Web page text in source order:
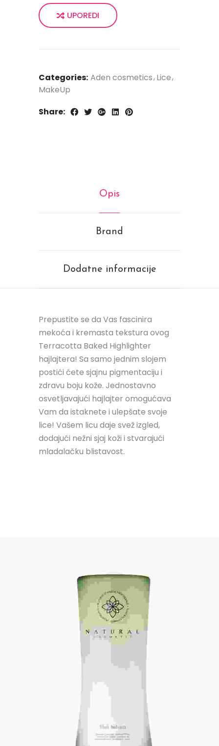
UPOREDI
Categories: Aden cosmetics Lice
MakeUp
Share:
Opis
Brand
Dodatne informacije
Prepustite se da Vas fascinira
mekoća i kremasta tekstura ovog
Terracotta Baked Highlighter
hajlajtera! Sa samo jednim slojem
postići ćete sjajnu pigmentaciju i
zdravu boju kože. Jednostavno
osvetljavajući hajlajter omogućava
Vam da istaknete i ulepšate svoje
lice! Vašem licu daje svež izgled,
dodajući nežni sjaj koži i stvarajući
mladalačku blistavost.